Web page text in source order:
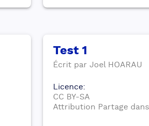
Test 1
Écrit par Joel HOARAU
Licence:
CC BY-SA
Attribution Partage